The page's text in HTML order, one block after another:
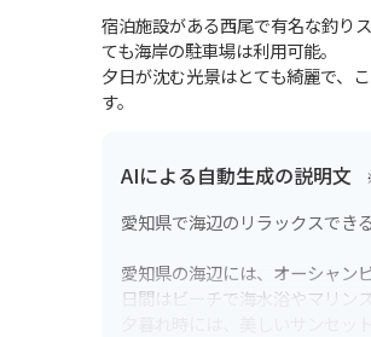
宿泊施設がある西尾で有名な釣り
ても海岸の駐車場は利用可能。
夕日が沈む光景はとても綺麗で、
す。
AIによる自動生成の説明文
愛知県で海辺のリラックスでき
愛知県の海辺には、オーシャン
日間はビーチで海水浴やマリン
夕暮れ時には、美しいサンセ